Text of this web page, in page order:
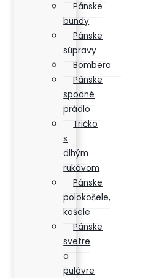
Pánske
bundy
Pánske
súpravy
Bombera
Pánske
spodné
prádlo
Tričko
s
dlhým
rukávom
Pánske
polokošele,
košele
Pánske
svetre
a
pulóvre